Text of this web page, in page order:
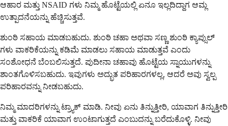
ಆಹಾರ ಮತ್ತು NSAID ಗಳು ನಿಮ್ಮ ಹೊಟ್ಟೆಯಲ್ಲಿ ಏನೂ ಇಲ್ಲದಿದ್ದಾಗ ಆಮ್ಲ
ಉತ್ಪಾದನೆಯನ್ನು ಹೆಚ್ಚಿಸುತ್ತವೆ.
ಶುಂಠಿ ಸಹಾಯ ಮಾಡಬಹುದು. ಶುಂಠಿ ಚಹಾ ಅಥವಾ ಸಣ್ಣ ಶುಂಠಿ ಕ್ಯಾಪ್ಸುಲ್
ಗಳು ವಾಕರಿಕೆಯನ್ನು ಕಡಿಮೆ ಮಾಡಲು ಸಹಾಯ ಮಾಡುತ್ತವೆ ಎಂದು
ಸಂಶೋಧನೆ ಬೆಂಬಲಿಸುತ್ತದೆ. ಪುದೀನಾ ಚಹಾವು ಹೊಟ್ಟೆಯ ಸ್ನಾಯುಗಳನ್ನು
ಶಾಂತಗೊಳಿಸಬಹುದು. ಇವುಗಳು ಅದ್ಭುತ ಪರಿಹಾರಗಳಲ್ಲ, ಆದರೆ ಅವು ಸ್ವಲ್ಪ
ಪರಿಹಾರವನ್ನು ನೀಡಬಹುದು.
ನಿಮ್ಮ ಮಾದರಿಗಳನ್ನು ಟ್ರ್ಯಾಕ್ ಮಾಡಿ. ನೀವು ಏನು ತಿನ್ನುತ್ತೀರಿ, ಯಾವಾಗ ತಿನ್ನುತ್ತೀರಿ
ಮತ್ತು ವಾಕರಿಕೆ ಯಾವಾಗ ಉಂಟಾಗುತ್ತದೆ ಎಂಬುದನ್ನು ಬರೆದುಕೊಳ್ಳಿ. ನೀವು